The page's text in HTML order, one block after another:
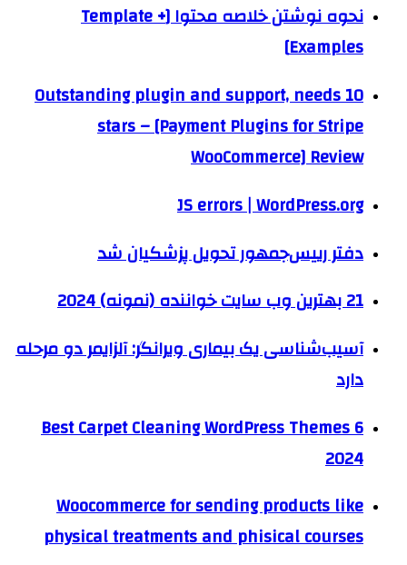
نحوه نوشتن خلاصه محتوا [Template +
Examples]
Outstanding plugin and support, needs 10
stars – [Payment Plugins for Stripe
WooCommerce] Review
JS errors | WordPress.org
دفتر رییس‌جمهور تحویل پزشکیان شد
21 بهترین وب سایت خواننده (نمونه) 2024
آسیب‌شناسی یک بیماری ویرانگر: آلزایمر دو مرحله
دارد
6 Best Carpet Cleaning WordPress Themes
2024
Woocommerce for sending products like
physical treatments and phisical courses